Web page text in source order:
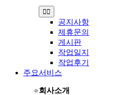
Toggle
Navigation
공지사항
제휴문의
게시판
작업일지
작업후기
주요서비스
회사소개